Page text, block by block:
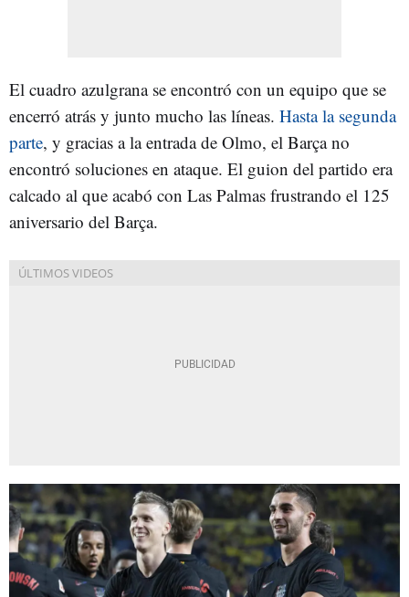
El cuadro azulgrana se encontró con un equipo que se
encerró atrás y junto mucho las líneas. Hasta la segunda
parte, y gracias a la entrada de Olmo, el Barça no
encontró soluciones en ataque. El guion del partido era
calcado al que acabó con Las Palmas frustrando el 125
aniversario del Barça.